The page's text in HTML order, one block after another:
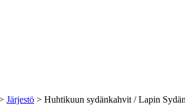
Järjestö > Huhtikuun sydänkahvit / Lapin